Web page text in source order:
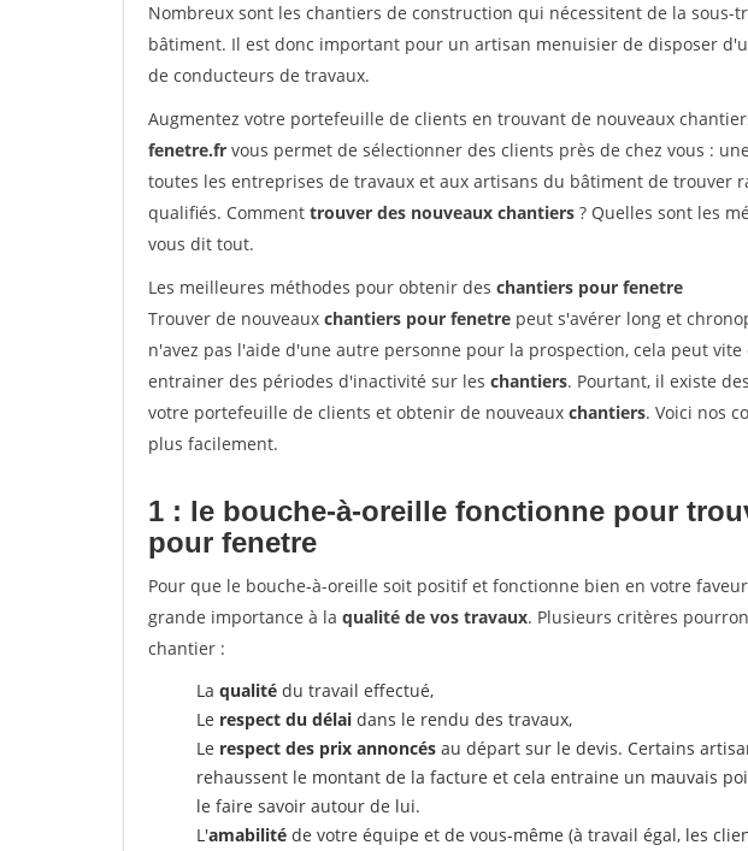
Nombreux sont les chantiers de construction qui nécessitent de la sous-
bâtiment. Il est donc important pour un artisan menuisier de disposer
de conducteurs de travaux.
Augmentez votre portefeuille de clients en trouvant de nouveaux
fenetre.fr vous permet de sélectionner des clients près de chez vous :
toutes les entreprises de travaux et aux artisans du bâtiment de trouver
qualifiés. Comment trouver des nouveaux chantiers ? Quelles sont les
vous dit tout.
Les meilleures méthodes pour obtenir des chantiers pour fenetre
Trouver de nouveaux chantiers pour fenetre peut s'avérer long et
n'avez pas l'aide d'une autre personne pour la prospection, cela peut
entrainer des périodes d'inactivité sur les chantiers. Pourtant, il existe
votre portefeuille de clients et obtenir de nouveaux chantiers. Voici nos
plus facilement.
1 : le bouche-à-oreille fonctionne pour
pour fenetre
Pour que le bouche-à-oreille soit positif et fonctionne bien en votre
grande importance à la qualité de vos travaux. Plusieurs critères
chantier :
La qualité du travail effectué,
Le respect du délai dans le rendu des travaux,
Le respect des prix annoncés au départ sur le devis. Certains
rehaussent le montant de la facture et cela entraine un mauvais
le faire savoir autour de lui.
L'amabilité de votre équipe et de vous-même (à travail égal, les